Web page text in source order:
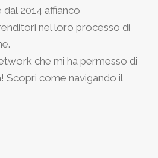
2014 affianco
nel loro processo di
che mi ha permesso di
Scopri come navigando il